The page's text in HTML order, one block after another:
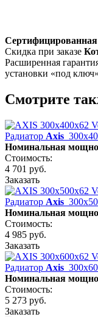
Сертифицированная
Скидка при заказе
Расширенная
установки «под ключ»
Смотрите
Радиатор Axis
Номинальная
Стоимость:
4 701 руб.
Заказать
Радиатор Axis
Номинальная
Стоимость:
4 985 руб.
Заказать
Радиатор Axis
Номинальная
Стоимость:
5 273 руб.
Заказать